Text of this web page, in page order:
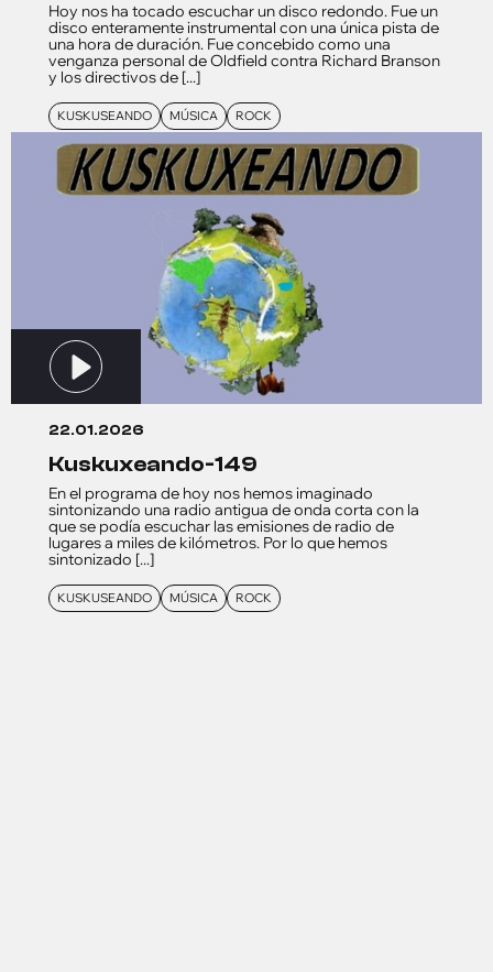
Hoy nos ha tocado escuchar un disco redondo. Fue un
disco enteramente instrumental con una única pista de
una hora de duración. Fue concebido como una
venganza personal de Oldfield contra Richard Branson
y los directivos de [...]
KUSKUSEANDO MÚSICA ROCK
22.01.2026
kuskuxeando-149
En el programa de hoy nos hemos imaginado
sintonizando una radio antigua de onda corta con la
que se podía escuchar las emisiones de radio de
lugares a miles de kilómetros. Por lo que hemos
sintonizado [...]
KUSKUSEANDO MÚSICA ROCK